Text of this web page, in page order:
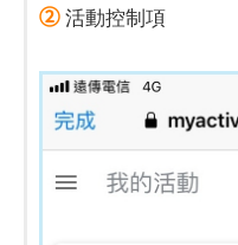
②活動控制項